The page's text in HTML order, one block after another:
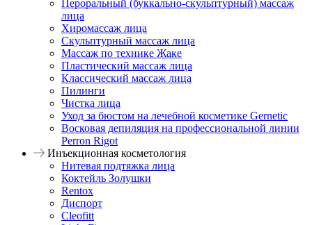
Пероральный (буккально-скульптурный) массаж
лица
Хиромассаж лица
Скульптурный массаж лица
Массаж по технике Жаке
Пластический массаж лица
Классический массаж лица
Пилинги
Чистка лица
Уход за бюстом на лечебной косметике Gernetic
Восковая депиляция на профессиональной линии
Perron Rigot
Инъекционная косметология
Нитевая подтяжка лица
Коктейль Золушки
Rentox
Диспорт
Cleofitt